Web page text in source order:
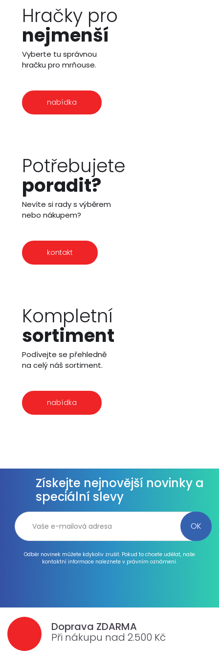
Hračky pro
nejmenší
Vyberte tu správnou
hračku pro mrňouse.
nabídka
Potřebujete
poradit?
Nevíte si rady s výběrem
nebo nákupem?
kontakt
Kompletní
sortiment
Podívejte se přehledně
na celý náš sortiment.
nabídka
Získejte nejnovější novinky a
speciální slevy
Odběr novinek můžete kdykoliv zrušit. Pokud to chcete udělat, naše
kontaktní informace naleznete v právním oznámení.
Doprava ZDARMA
Při nákupu nad 2.500 Kč